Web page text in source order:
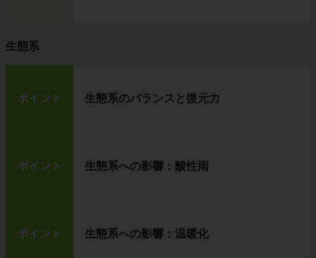
生態系
ポイント 生態系のバランスと復元力
ポイント 生態系への影響：酸性雨
ポイント 生態系への影響：温暖化